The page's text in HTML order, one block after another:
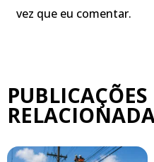
vez que eu comentar.
PUBLICAÇÕES